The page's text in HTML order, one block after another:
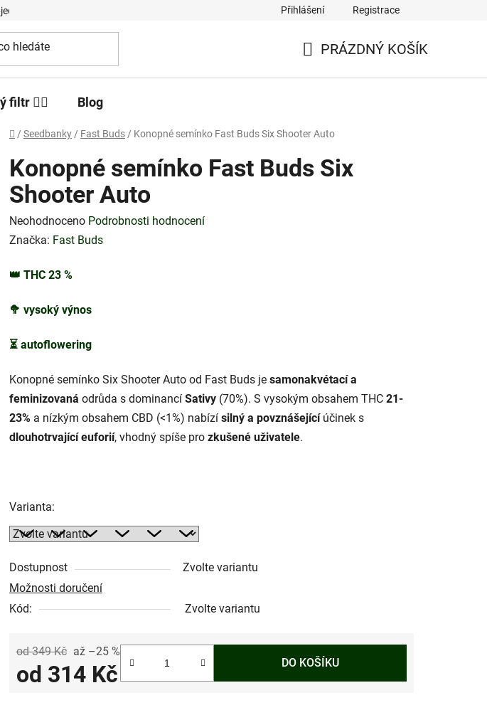
Přihlášení Registrace
PRÁZDNÝ KOŠÍK
filtr 🧙‍♂️ Blog
Domů
/ Seedbanky / Fast Buds / Konopné semínko Fast Buds Six Shooter Auto
Konopné semínko Fast Buds Six
Shooter Auto
Průměrné
hodnocení
je
z
Neohodnoceno Podrobnosti hodnocení
Značka: Fast Buds
👑 THC 23 %
🥦 vysoký výnos
⏳ autoflowering
Konopné semínko Six Shooter Auto od Fast Buds je samonakvétací a
feminizovaná odrůda s dominancí Sativy (70%). S vysokým obsahem THC 21-
23% a nízkým obsahem CBD (<1%) nabízí silný a povznášejícíúčinek s
dlouhotrvající euforií, vhodný spíše pro zkušené uživatele.
Varianta:
Dostupnost
Zvolte variantu
Možnosti doručení
Kód:
Zvolte variantu
od 349 Kč až –25 %
od 314 Kč DO KOŠÍKU